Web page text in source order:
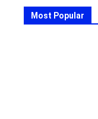
Most Popular